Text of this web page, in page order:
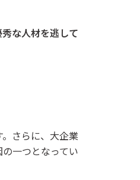
な人材を逃して
さらに、大企業
一つとなってい